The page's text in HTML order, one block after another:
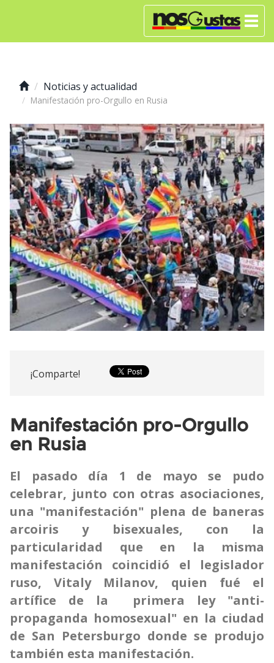
Noticias y actualidad
Manifestación pro-Orgullo en Rusia
¡Comparte!
Manifestación pro-Orgullo
en Rusia
El pasado día 1 de mayo se pudo
celebrar, junto con otras asociaciones,
una "manifestación" plena de baneras
arcoiris y bisexuales, con la
particularidad que en la misma
manifestación coincidió el legislador
ruso, Vitaly Milanov, quien fué el
artífice de la primera ley "anti-
propaganda homosexual" en la ciudad
de San Petersburgo donde se produjo
también esta manifestación.